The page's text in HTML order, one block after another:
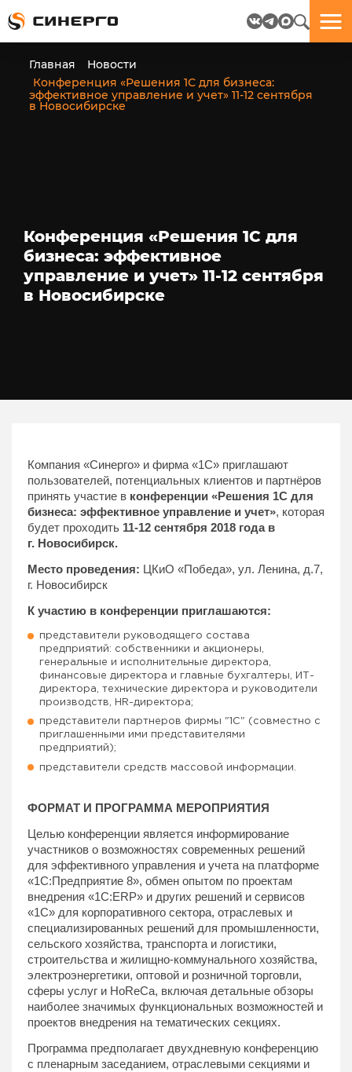
Главная
Новости
Конференция «Решения 1С для бизнеса:
эффективное управление и учет» 11-12 сентября
в Новосибирске
Конференция «Решения 1С для
бизнеса: эффективное
управление и учет» 11-12 сентября
в Новосибирске
Компания «Синерго» и фирма «1С» приглашают
пользователей, потенциальных клиентов и партнёров
принять участие в конференции «Решения 1С для
бизнеса: эффективное управление и учет», которая
будет проходить 11-12 сентября 2018 года в
г. Новосибирск.
Место проведения: ЦКиО «Победа», ул. Ленина, д.7,
г. Новосибирск
К участию в конференции приглашаются:
представители руководящего состава
предприятий: собственники и акционеры,
генеральные и исполнительные директора,
финансовые директора и главные бухгалтеры, ИТ-
директора, технические директора и руководители
производств, HR-директора;
представители партнеров фирмы "1С" (совместно с
приглашенными ими представителями
предприятий);
представители средств массовой информации.
ФОРМАТ И ПРОГРАММА МЕРОПРИЯТИЯ
Целью конференции является информирование
участников о возможностях современных решений
для эффективного управления и учета на платформе
«1С:Предприятие 8», обмен опытом по проектам
внедрения «1С:ERP» и других решений и сервисов
«1С» для корпоративного сектора, отраслевых и
специализированных решений для промышленности,
сельского хозяйства, транспорта и логистики,
строительства и жилищно-коммунального хозяйства,
электроэнергетики, оптовой и розничной торговли,
сферы услуг и HoReCa, включая детальные обзоры
наиболее значимых функциональных возможностей и
проектов внедрения на тематических секциях.
Программа предполагает двухдневную конференцию
с пленарным заседанием, отраслевыми секциями и
Отлично!
Данные
успешно
отправлены.
Отлично!
Бриф
отправлен.